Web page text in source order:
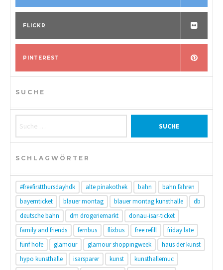
FLICKR
PINTEREST
SUCHE
SCHLAGWÖRTER
#freefirstthursdayhdk alte pinakothek bahn
bahn fahren
bayernticket
blauer montag blauer montag kunsthalle
db
deutsche bahn
dm drogeriemarkt
donau-isar-ticket
family and friends
fernbus flixbus free refill
friday late
fünf höfe
glamour glamour shoppingweek
haus der kunst
hypo kunsthalle
isarsparer kunst
kunsthallemuc